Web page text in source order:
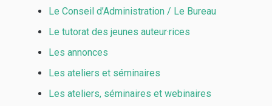
Le Conseil d’Administration / Le Bureau
Le tutorat des jeunes auteur·rices
Les annonces
Les ateliers et séminaires
Les ateliers, séminaires et webinaires